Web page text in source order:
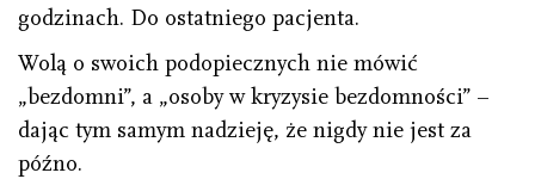
godzinach. Do ostatniego pacjenta.
Wolą o swoich podopiecznych nie mówić
„bezdomni”, a „osoby w kryzysie bezdomności” –
dając tym samym nadzieję, że nigdy nie jest za
późno.